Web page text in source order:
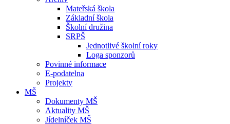
Mateřská škola
Základní škola
Školní družina
SRPŠ
Jednotlivé školní roky
Loga sponzorů
Povinné informace
E-podatelna
Projekty
MŠ
Dokumenty MŠ
Aktuality MŠ
Jídelníček MŠ